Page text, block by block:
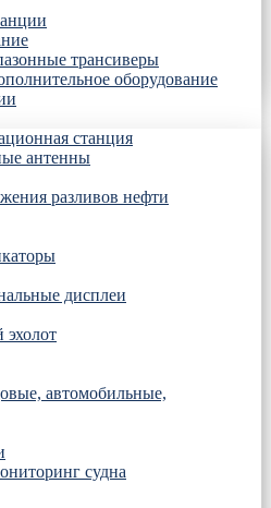
трансиверы
оборудование
станция
антенны
разливов нефти
дисплеи
автомобильные,
судна